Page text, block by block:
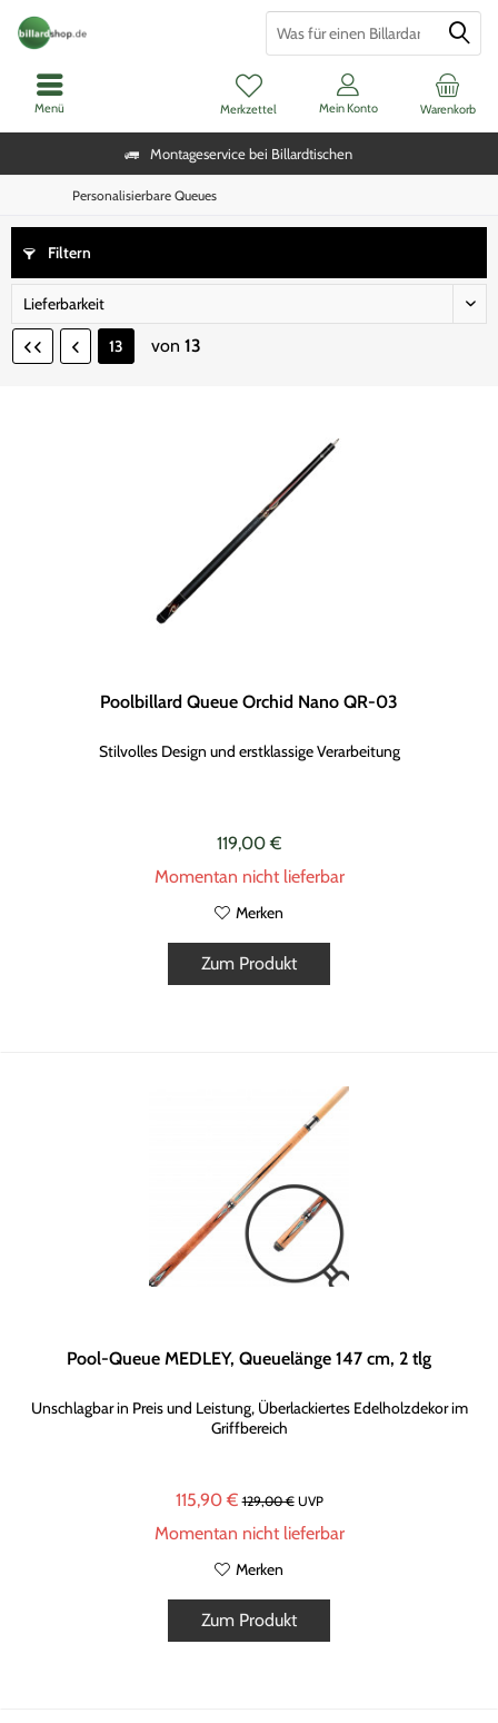
Montageservice bei Billardtischen
Warenkorb
Merkzettel Mein Konto
Menü
Personalisierbare Queues
Filtern
13 von 13
Poolbillard Queue Orchid Nano QR-03
Stilvolles Design und erstklassige Verarbeitung
119,00 €
Momentan nicht lieferbar
Merken
Zum Produkt
Pool-Queue MEDLEY, Queuelänge 147 cm, 2 tlg
Unschlagbar in Preis und Leistung, Überlackiertes Edelholzdekor im
Griffbereich
115,90 € 129,00 €UVP
Momentan nicht lieferbar
Merken
Zum Produkt